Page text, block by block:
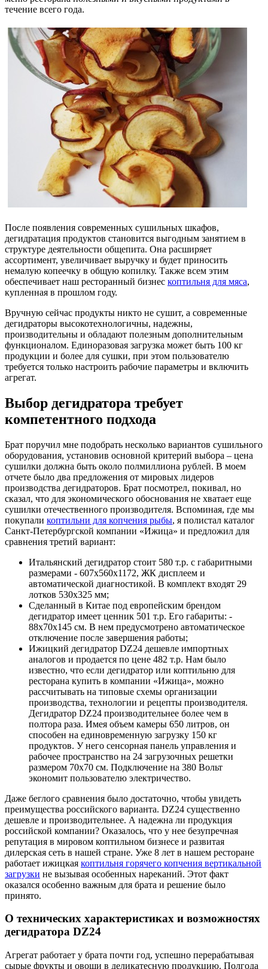
течение всего года.
После появления современных сушильных шкафов,
дегидратация продуктов становится выгодным занятием в
структуре деятельности общепита. Она расширяет
ассортимент, увеличивает выручку и будет приносить
немалую копеечку в общую копилку. Также всем этим
обеспечивает наш ресторанный бизнес коптильня для мяса,
купленная в прошлом году.
Вручную сейчас продукты никто не сушит, а современные
дегидраторы высокотехнологичны, надежны,
производительны и обладают полезным дополнительным
функционалом. Единоразовая загрузка может быть 100 кг
продукции и более для сушки, при этом пользователю
требуется только настроить рабочие параметры и включить
агрегат.
Выбор дегидратора требует
компетентного подхода
Брат поручил мне подобрать несколько вариантов сушильного
оборудования, установив основной критерий выбора – цена
сушилки должна быть около полмиллиона рублей. В моем
отчете было два предложения от мировых лидеров
производства дегидраторов. Брат посмотрел, покивал, но
сказал, что для экономического обоснования не хватает еще
сушилки отечественного производителя. Вспоминая, где мы
покупали коптильни для копчения рыбы, я полистал каталог
Санкт-Петербургской компании «Ижица» и предложил для
сравнения третий вариант:
Итальянский дегидратор стоит 580 т.р. с габаритными
размерами - 607x560x1172, ЖК дисплеем и
автоматической диагностикой. В комплект входят 29
лотков 530x325 мм;
Сделанный в Китае под европейским брендом
дегидратор имеет ценник 501 т.р. Его габариты: -
88х70х145 см. В нем предусмотрено автоматическое
отключение после завершения работы;
Ижицкий дегидратор DZ24 дешевле импортных
аналогов и продается по цене 482 т.р. Нам было
известно, что если дегидратор или коптильню для
ресторана купить в компании «Ижица», можно
рассчитывать на типовые схемы организации
производства, технологии и рецепты производителя.
Дегидратор DZ24 производительнее более чем в
полтора раза. Имея объем камеры 650 литров, он
способен на единовременную загрузку 150 кг
продуктов. У него сенсорная панель управления и
рабочее пространство на 24 загрузочных решетки
размером 70х70 см. Подключение на 380 Вольт
экономит пользователю электричество.
Даже беглого сравнения было достаточно, чтобы увидеть
преимущества российского варианта. DZ24 существенно
дешевле и производительнее. А надежна ли продукция
российской компании? Оказалось, что у нее безупречная
репутация в мировом коптильном бизнесе и развитая
дилерская сеть в нашей стране. Уже 8 лет в нашем ресторане
работает ижицкая коптильня горячего копчения вертикальной
загрузки не вызывая особенных нареканий. Этот факт
оказался особенно важным для брата и решение было
принято.
О технических характеристиках и возможностях
дегидратора DZ24
Агрегат работает у брата почти год, успешно перерабатывая
сырые фрукты и овощи в деликатесную продукцию. Полгода